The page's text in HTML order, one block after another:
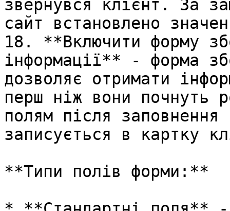
звернувся клієнт. За
сайт встановлено
18. **Включити форму
інформації** - форма
дозволяє отримати
перш ніж вони почнуть
полям після заповнення
записується в картку
**Типи полів форми:**